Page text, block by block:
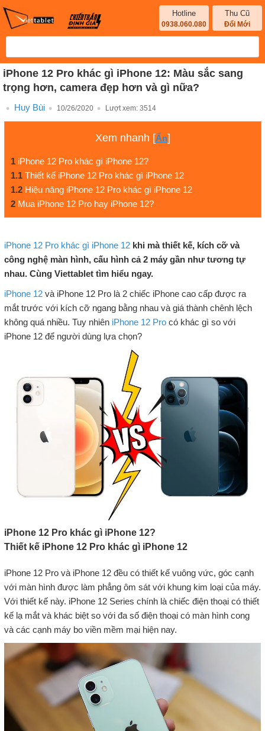
Hotline
0938.060.080
Thu Cũ
Đổi Mới
iPhone 12 Pro khác gì iPhone 12: Màu sắc sang
trọng hơn, camera đẹp hơn và gì nữa?
Huy Bùi 10/26/2020 Lượt xem: 3514
Xem nhanh [Ẩn]
1 iPhone 12 Pro khác gì iPhone 12?
1.1 Thiết kế iPhone 12 Pro khác gì iPhone 12
1.2 Hiệu năng iPhone 12 Pro khác gì iPhone 12
2 Mua iPhone 12 Pro hay iPhone 12?
iPhone 12 Pro khác gì iPhone 12khi mà thiết kế, kích cỡ và
công nghệ màn hình, cấu hình cả 2 máy gần như tương tự
nhau. Cùng Viettablet tìm hiểu ngay.
iPhone 12và iPhone 12 Pro là 2 chiếc iPhone cao cấp được ra
mắt trước với kích cỡ ngang bằng nhau và giá thành chênh lệch
không quá nhiều. Tuy nhiên iPhone 12 Procó khác gì so với
iPhone 12 để người dùng lựa chọn?
iPhone 12 Pro khác gì iPhone 12?
Thiết kế iPhone 12 Pro khác gì iPhone 12
iPhone 12 Pro và iPhone 12 đều có thiết kế vuông vức, góc cạnh
với màn hình được làm phẳng ôm sát với khung kim loại của máy.
Với thiết kế này. iPhone 12 Series chính là chiếc điện thoại có thiết
kế lạ mắt và khác biệt so với đa số điện thoại có màn hình cong
và các cạnh máy bo viền mềm mại hiện nay.